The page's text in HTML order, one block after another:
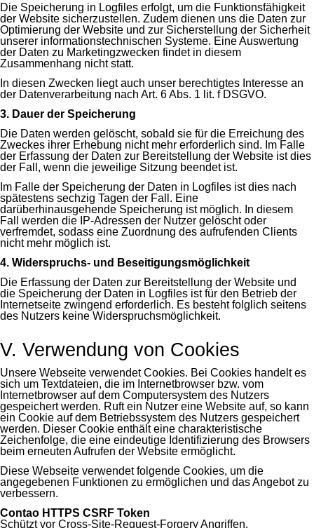
Die Speicherung in Logfiles erfolgt, um die Funktionsfähigkeit
der Website sicherzustellen. Zudem dienen uns die Daten zur
Optimierung der Website und zur Sicherstellung der Sicherheit
unserer informationstechnischen Systeme. Eine Auswertung
der Daten zu Marketingzwecken findet in diesem
Zusammenhang nicht statt.
In diesen Zwecken liegt auch unser berechtigtes Interesse an
der Datenverarbeitung nach Art. 6 Abs. 1 lit. f DSGVO.
3. Dauer der Speicherung
Die Daten werden gelöscht, sobald sie für die Erreichung des
Zweckes ihrer Erhebung nicht mehr erforderlich sind. Im Falle
der Erfassung der Daten zur Bereitstellung der Website ist dies
der Fall, wenn die jeweilige Sitzung beendet ist.
Im Falle der Speicherung der Daten in Logfiles ist dies nach
spätestens sechzig Tagen der Fall. Eine
darüberhinausgehende Speicherung ist möglich. In diesem
Fall werden die IP-Adressen der Nutzer gelöscht oder
verfremdet, sodass eine Zuordnung des aufrufenden Clients
nicht mehr möglich ist.
4. Widerspruchs- und Beseitigungsmöglichkeit
Die Erfassung der Daten zur Bereitstellung der Website und
die Speicherung der Daten in Logfiles ist für den Betrieb der
Internetseite zwingend erforderlich. Es besteht folglich seitens
des Nutzers keine Widerspruchsmöglichkeit.
V. Verwendung von Cookies
Unsere Webseite verwendet Cookies. Bei Cookies handelt es
sich um Textdateien, die im Internetbrowser bzw. vom
Internetbrowser auf dem Computersystem des Nutzers
gespeichert werden. Ruft ein Nutzer eine Website auf, so kann
ein Cookie auf dem Betriebssystem des Nutzers gespeichert
werden. Dieser Cookie enthält eine charakteristische
Zeichenfolge, die eine eindeutige Identifizierung des Browsers
beim erneuten Aufrufen der Website ermöglicht.
Diese Webseite verwendet folgende Cookies, um die
angegebenen Funktionen zu ermöglichen und das Angebot zu
verbessern.
Contao HTTPS CSRF Token
Schützt vor Cross-Site-Request-Forgery Angriffen.